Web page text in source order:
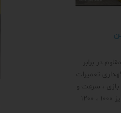
در برابر
تعمیرات
بازی ، سرعت و